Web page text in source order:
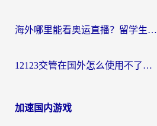
海外哪里能看奥运直播？留学生&海外华人必看的体育赛事观赛终极指南
12123交管在国外怎么使用不了？海外华人必看的无缝访问国内资源指南
加速国内游戏